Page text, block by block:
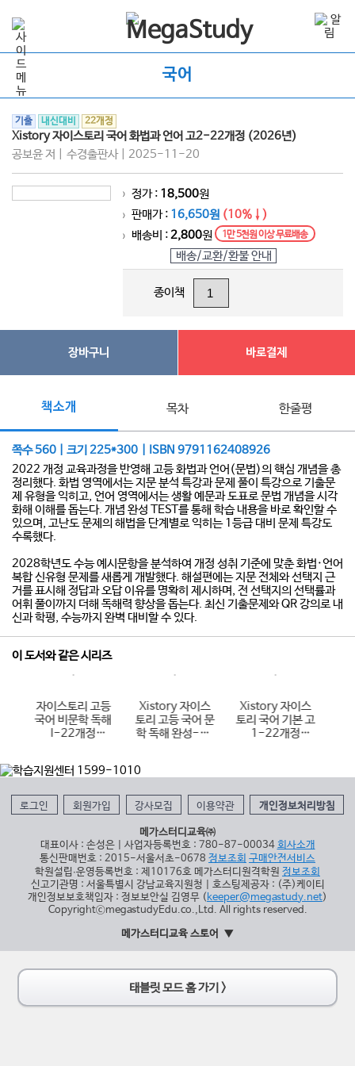
국어
기출 내신대비 22개정
Xistory 자이스토리 국어 화법과 언어 고2-22개정 (2026년)
공보윤 저 | 수경출판사 | 2025-11-20
> 정가 : 18,500원
> 판매가 : 16,650원 (10%↓)
> 배송비 :2,800원 1만 5천원 이상 무료배송
배송/교환/환불 안내
종이책
장바구니 바로결제
책소개 목차 한줄평
쪽수 560 | 크기 225*300 | ISBN 9791162408926
2022 개정 교육과정을 반영해 고등 화법과 언어(문법)의 핵심 개념을 총
정리했다. 화법 영역에서는 지문 분석 특강과 문제 풀이 특강으로 기출문
제 유형을 익히고, 언어 영역에서는 생활 예문과 도표로 문법 개념을 시각
화해 이해를 돕는다. 개념 완성 TEST를 통해 학습 내용을 바로 확인할 수
있으며, 고난도 문제의 해법을 단계별로 익히는 1등급 대비 문제 특강도
수록했다.
2028학년도 수능 예시문항을 분석하여 개정 성취 기준에 맞춘 화법·언어
복합 신유형 문제를 새롭게 개발했다. 해설편에는 지문 전체와 선택지 근
거를 표시해 정답과 오답 이유를 명확히 제시하며, 전 선택지의 선택률과
어휘 풀이까지 더해 독해력 향상을 돕는다. 최신 기출문제와 QR 강의로 내
신과 학평, 수능까지 완벽 대비할 수 있다.
이 도서와 같은 시리즈
스토리 고등
비문학 독해
Xistory 자이스
토리 고등 국어 문
학 독해 완성-22
Xistory 자이스
토리 국어 기본 고
1-22개정
Xistory 자
토리 지구과
(2027 수
로그인 회원가입 강사모집 이용약관 개인정보처리방침
메가스터디교육㈜
대표이사 : 손성은 | 사업자등록번호 : 780-87-00034 회사소개
통신판매번호 : 2015-서울서초-0678 정보조회 구매안전서비스
학원설립∙운영등록번호 : 제10176호 메가스터디원격학원 정보조회
신고기관명 : 서울특별시 강남교육지원청 | 호스팅제공자 : (주)케이티
개인정보보호책임자 : 정보보안실 김영무 (keeper@megastudy.net)
CopyrightⓒmegastudyEdu.co.,Ltd. All rights reserved.
메가스터디교육 스토어
태블릿 모드 홈 가기 >